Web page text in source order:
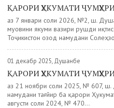
ҚАРОРИ ҲУКУМАТИ
аз 7 январи соли 2026, №2, ш.
муовини якуми вазири рушди
Тоҷикистон озод намудани
01 декабр 2025, Душанбе
ҚАРОРИ ҲУКУМАТИ
аз 21 ноябри соли 2025, № 607,
намудани тағйир ба қарори
августи соли 2024, № 470...